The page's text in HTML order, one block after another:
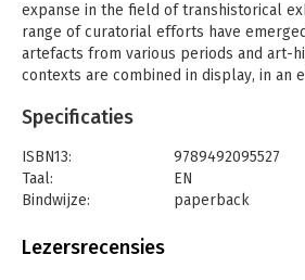
expanse in the field of transhistorical
range of curatorial efforts have
artefacts from various periods and art-
contexts are combined in display, in an
context, and category. Such
insights into the workings of entrenched
presumptions and provide a space to
of individual objects in relation to their
curatorial practices, and overview and
Specificaties
ISBN13:
9789492095527
Taal:
EN
Bindwijze:
paperback
Uitgever:
Lezersrecensies